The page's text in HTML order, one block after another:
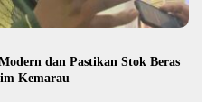
dan Pastikan Stok Beras
Kemarau